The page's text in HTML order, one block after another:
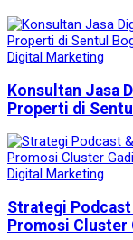
Digital Marketing
Konsultan Jasa
Properti di
Digital Marketing
Strategi Podcast
Promosi Cluster